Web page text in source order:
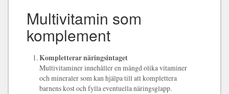
Multivitamin som
komplement
Kompletterar näringsintaget
Multivitaminer innehåller en mängd olika vitaminer
och mineraler som kan hjälpa till att komplettera
barnens kost och fylla eventuella näringsglapp.